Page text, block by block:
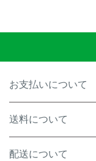
お支払いについて
送料について
配送について